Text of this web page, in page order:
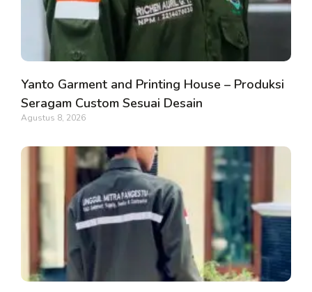
Yanto Garment and Printing House – Produksi
Seragam Custom Sesuai Desain
Agustus 8, 2026